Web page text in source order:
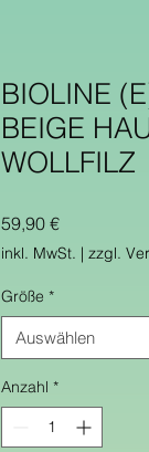
BIOLINE
BEIGE
WOLLFILZ
59,90 €Preis
inkl. MwSt. | zzgl.
Größe *
Auswählen
Anzahl *